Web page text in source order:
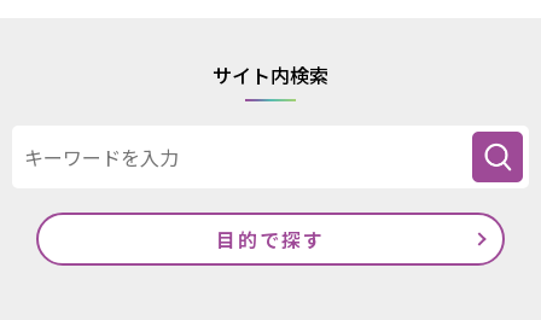
サイト内検索
目的で探す